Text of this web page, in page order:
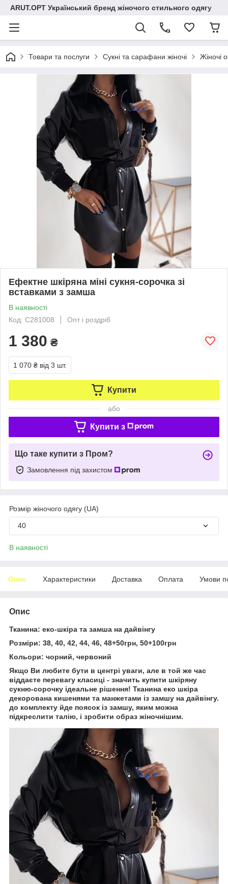
ARUT.OPT Український бренд жіночого стильного одягу
Товари та послуги Сукні та сарафани жіночі Жіночі
Ефектне шкіряна міні сукня-сорочка зі
вставками з замша
В наявності
Код: С281008
Опт і роздріб
1 380 ₴
1 070 ₴ від 3 шт.
Купити
або
Купити з
Що таке купити з Пром?
Замовлення під захистом
Розмір жіночого одягу (UA)
40
В наявності
Опис Характеристики Доставка Оплата Умови
Опис
Тканина: еко-шкіра та замша на дайвінгу
Розміри: 38, 40, 42, 44, 46, 48+50грн, 50+100грн
Кольори: чорний, червоний
Якщо Ви любите бути в центрі уваги, але в той же час
віддаєте перевагу класиці - значить купити шкіряну
сукню-сорочку ідеальне рішення! Тканина еко шкіра
декорована кишенями та манжетами із замшу на дайвінгу.
до комплекту йде поясок із замшу, яким можна
підкреслити талію, і зробити образ жіночнішим.